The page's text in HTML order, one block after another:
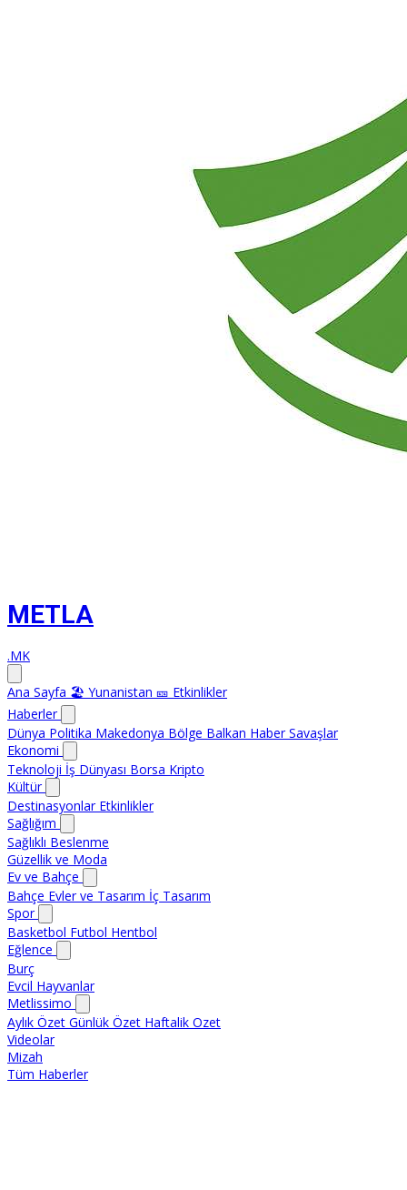
METLA
.MK
Ana Sayfa 🏖️ Yunanistan 🎫 Etkinlikler
Haberler
Dünya Politika Makedonya Bölge Balkan HaberSavaşlar
Ekonomi
Teknoloji İş Dünyası Borsa Kripto
Kültür
Destinasyonlar Etkinlikler
Sağlığım
Sağlıklı Beslenme
Güzellik ve Moda
Ev ve Bahçe
Bahçe Evler ve Tasarım İç Tasarım
Spor
Basketbol Futbol Hentbol
Eğlence
Burç
Evcil Hayvanlar
Metlissimo
Aylık Özet Günlük Özet Haftalik Ozet
Videolar
Mizah
Tüm Haberler